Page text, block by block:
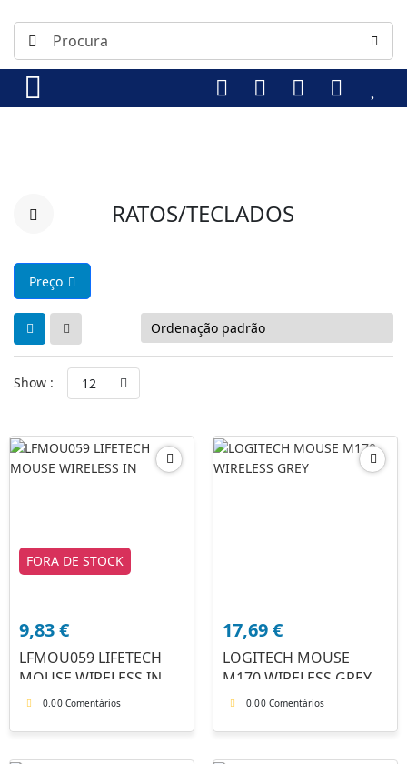
RATOS/TECLADOS
Preço
Show : 12
FORA DE STOCK
9,83€
LFMOU059 LIFETECH
MOUSE WIRELESS IN
0.00 Comentários
17,69€
LOGITECH MOUSE
M170 WIRELESS GREY
0.00 Comentários